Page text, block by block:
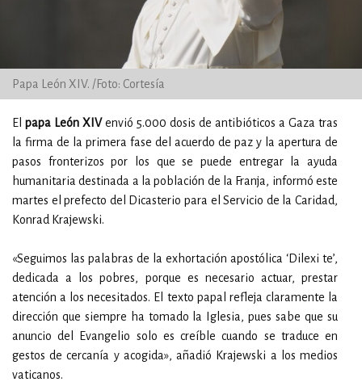
Papa León XIV. /Foto: Cortesía
El papa León XIVenvió 5.000 dosis de antibióticos a Gaza tras
la firma de la primera fase del acuerdo de paz y la apertura de
pasos fronterizos por los que se puede entregar la ayuda
humanitaria destinada a la población de la Franja, informó este
martes el prefecto del Dicasterio para el Servicio de la Caridad,
Konrad Krajewski.
«Seguimos las palabras de la exhortación apostólica ‘Dilexi te’,
dedicada a los pobres, porque es necesario actuar, prestar
atención a los necesitados. El texto papal refleja claramente la
dirección que siempre ha tomado la Iglesia, pues sabe que su
anuncio del Evangelio solo es creíble cuando se traduce en
gestos de cercanía y acogida», añadió Krajewski a los medios
vaticanos.